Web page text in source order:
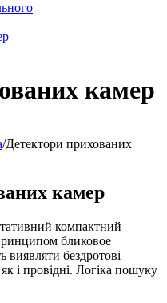
камер
/Детектори прихованих
камер
компактний
бликовое
виявляти бездротові
і провідні. Логіка пошуку